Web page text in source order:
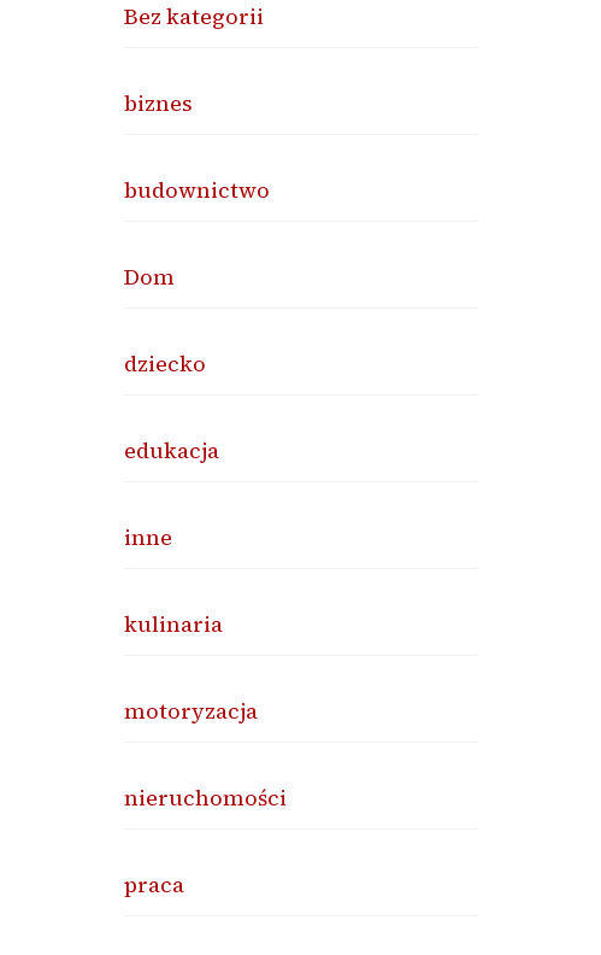
Bez kategorii
biznes
budownictwo
Dom
dziecko
edukacja
inne
kulinaria
motoryzacja
nieruchomości
praca